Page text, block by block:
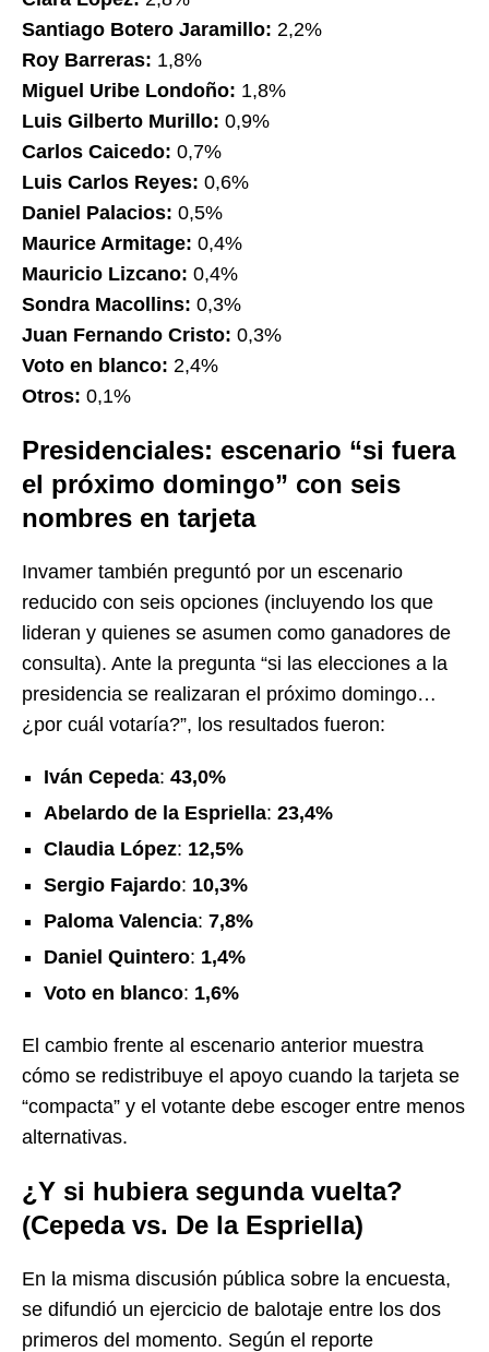
Santiago Botero Jaramillo: 2,2%
Roy Barreras: 1,8%
Miguel Uribe Londoño: 1,8%
Luis Gilberto Murillo: 0,9%
Carlos Caicedo: 0,7%
Luis Carlos Reyes: 0,6%
Daniel Palacios: 0,5%
Maurice Armitage: 0,4%
Mauricio Lizcano: 0,4%
Sondra Macollins: 0,3%
Juan Fernando Cristo: 0,3%
Voto en blanco: 2,4%
Otros: 0,1%
Presidenciales: escenario “si fuera
el próximo domingo” con seis
nombres en tarjeta
Invamer también preguntó por un escenario
reducido con seis opciones (incluyendo los que
lideran y quienes se asumen como ganadores de
consulta). Ante la pregunta “si las elecciones a la
presidencia se realizaran el próximo domingo…
¿por cuál votaría?”, los resultados fueron:
Iván Cepeda: 43,0%
Abelardo de la Espriella: 23,4%
Claudia López: 12,5%
Sergio Fajardo: 10,3%
Paloma Valencia: 7,8%
Daniel Quintero: 1,4%
Voto en blanco: 1,6%
El cambio frente al escenario anterior muestra
cómo se redistribuye el apoyo cuando la tarjeta se
“compacta” y el votante debe escoger entre menos
alternativas.
¿Y si hubiera segunda vuelta?
(Cepeda vs. De la Espriella)
En la misma discusión pública sobre la encuesta,
se difundió un ejercicio de balotaje entre los dos
primeros del momento. Según el reporte